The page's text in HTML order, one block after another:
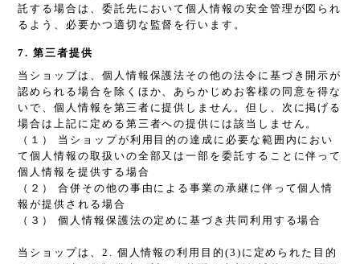
託する場合は、委託先において個人情報の安全管理が図られ
るよう、必要かつ適切な監督を行います。
7. 第三者提供
当ショップは、個人情報保護法その他の法令に基づき開示が
認められる場合を除くほか、あらかじめお客様の同意を得な
いで、個人情報を第三者に提供しません。但し、次に掲げる
場合は上記に定める第三者への提供には該当しません。
（１） 当ショップが利用目的の達成に必要な範囲内におい
て個人情報の取扱いの全部又は一部を委託することに伴って
個人情報を提供する場合
（２） 合併その他の事由による事業の承継に伴って個人情
報が提供される場合
（３） 個人情報保護法の定めに基づき共同利用する場合
当ショップは、2. 個人情報の利用目的(3)に定められた目的